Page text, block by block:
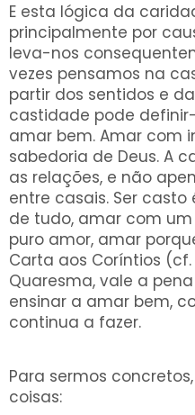
E esta lógica da
principalmente por
leva-nos
vezes pensamos na
partir dos sentidos e
castidade pode
amar bem. Amar com
sabedoria de Deus. A
as relações, e não
entre casais. Ser
de tudo, amar com
puro amor, amar
Carta aos Coríntios (cf.
Quaresma, vale a
ensinar a amar bem,
continua a fazer.
Para sermos
coisas: